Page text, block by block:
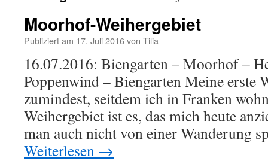
Moorhof-Weihergebiet
Publiziert am 17. Juli 2016von Tilia
16.07.2016: Biengarten – Moorhof –
Poppenwind – Biengarten Meine erste
zumindest, seitdem ich in Franken
Weihergebiet ist es, das mich heute
man auch nicht von einer Wanderung
Weiterlesen →